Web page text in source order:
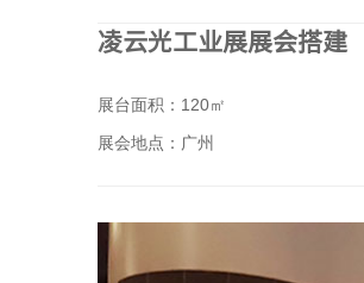
凌云光工业展展会搭建
展台面积：120㎡
展会地点：广州